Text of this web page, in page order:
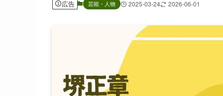
広告 芸能・人物 2025-03-24 2026-06-01